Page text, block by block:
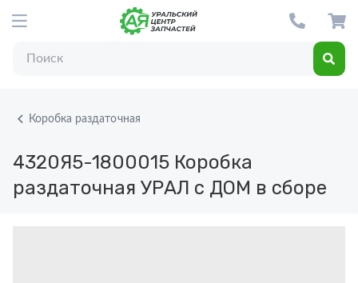
Коробка раздаточная
4320Я5-1800015 Коробка
раздаточная УРАЛ с ДОМ в сборе